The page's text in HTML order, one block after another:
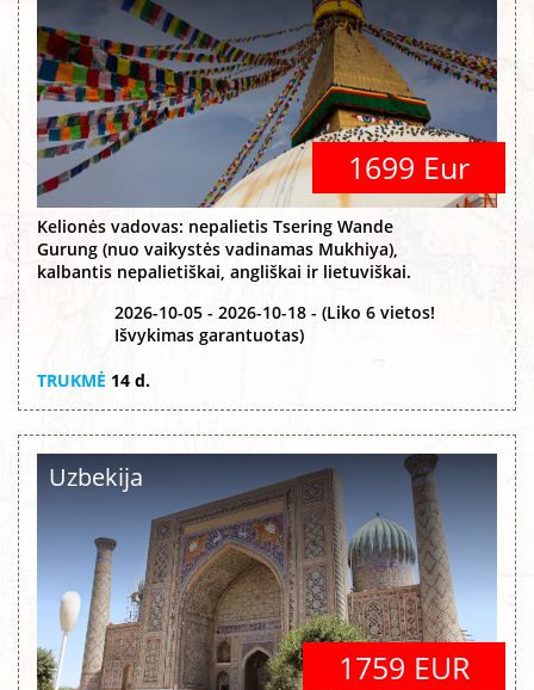
1699 Eur
Kelionės vadovas: nepalietis Tsering Wande
Gurung (nuo vaikystės vadinamas Mukhiya),
kalbantis nepalietiškai, angliškai ir lietuviškai.
2026-10-05 - 2026-10-18 - (Liko 6 vietos!
Išvykimas garantuotas)
TRUKMĖ 14 d.
Uzbekija
1759 EUR